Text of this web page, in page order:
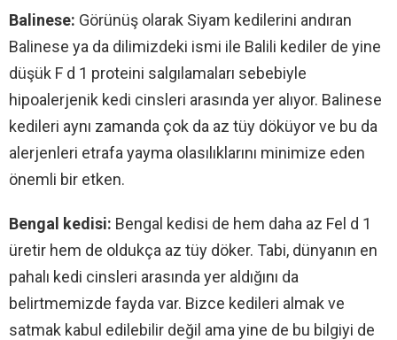
Balinese: Görünüş olarak Siyam kedilerini andıran
Balinese ya da dilimizdeki ismi ile Balili kediler de yine
düşük F d 1 proteini salgılamaları sebebiyle
hipoalerjenik kedi cinsleri arasında yer alıyor. Balinese
kedileri aynı zamanda çok da az tüy döküyor ve bu da
alerjenleri etrafa yayma olasılıklarını minimize eden
önemli bir etken.
Bengal kedisi: Bengal kedisi de hem daha az Fel d 1
üretir hem de oldukça az tüy döker. Tabi, dünyanın en
pahalı kedi cinsleri arasında yer aldığını da
belirtmemizde fayda var. Bizce kedileri almak ve
satmak kabul edilebilir değil ama yine de bu bilgiyi de